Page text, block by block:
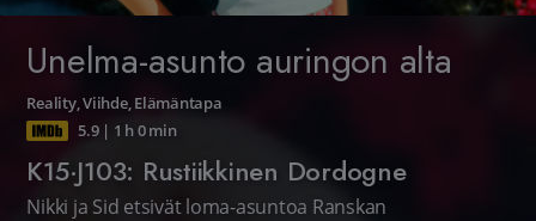
Unelma-asunto auringon alta
Reality,Viihde,Elämäntapa
5.9| 1 h 0 min
K15·J103: Rustiikkinen Dordogne
Nikki ja Sid etsivät loma-asuntoa Ranskan